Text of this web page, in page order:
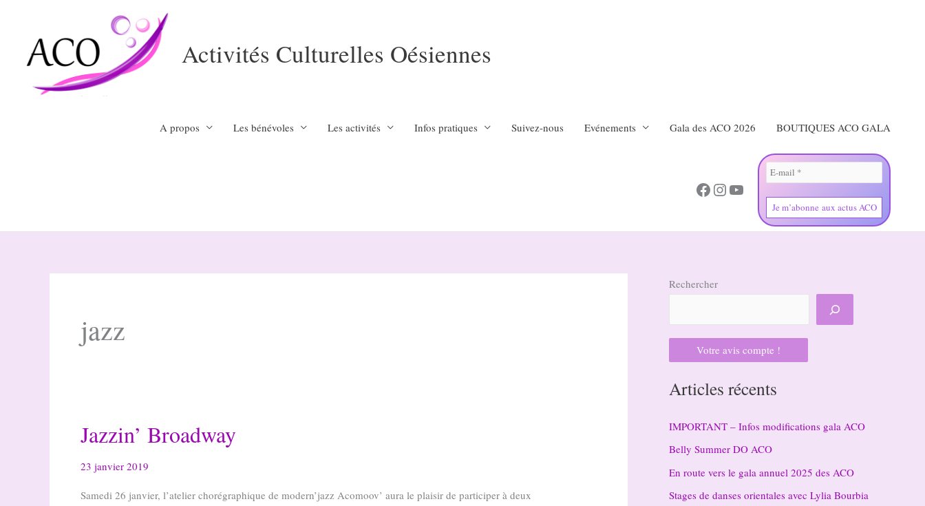
Activités Culturelles Oésiennes
A propos Les bénévoles Les activités Infos pratiques Suivez-nous Evénements Gala des ACO 2026 BOUTIQUES ACO GALA
Facebook
Instagram
YouTube
jazz
Jazzin’ Broadway
23 janvier 2019
Samedi 26 janvier, l’atelier chorégraphique de modern’jazz Acomoov’ aura le plaisir de participer à deux
Rechercher
Votre avis compte !
Articles récents
IMPORTANT – Infos modifications gala ACO
Belly Summer DO ACO
En route vers le gala annuel 2025 des ACO
Stages de danses orientales avec Lylia Bourbia